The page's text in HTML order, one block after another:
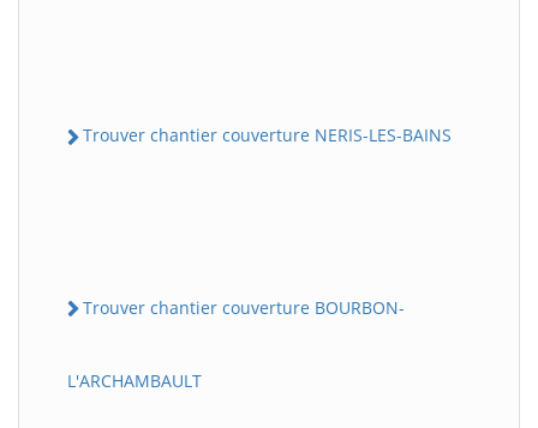
Trouver chantier couverture NERIS-LES-BAINS
Trouver chantier couverture BOURBON-
L'ARCHAMBAULT